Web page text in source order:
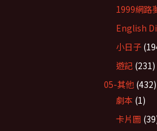
1999網路
English
小日子
遊記 (231)
05-其他 (432)
劇本 (1)
卡片圖